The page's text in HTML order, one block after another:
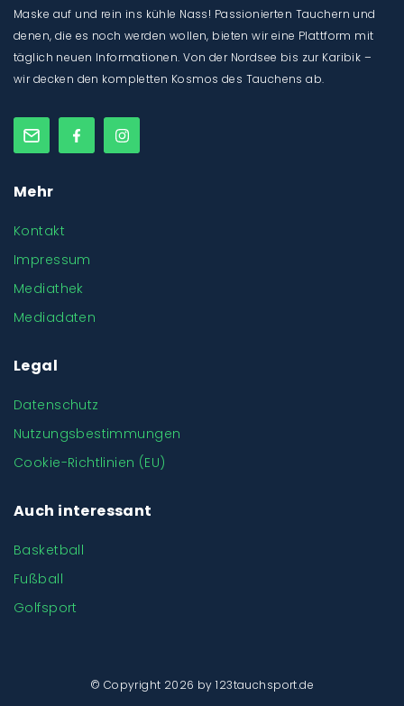
Maske auf und rein ins kühle Nass! Passionierten Tauchern und
denen, die es noch werden wollen, bieten wir eine Plattform mit
täglich neuen Informationen. Von der Nordsee bis zur Karibik –
wir decken den kompletten Kosmos des Tauchens ab.
Mehr
Kontakt
Impressum
Mediathek
Mediadaten
Legal
Datenschutz
Nutzungsbestimmungen
Cookie-Richtlinien (EU)
Auch interessant
Basketball
Fußball
Golfsport
© Copyright 2026 by 123tauchsport.de